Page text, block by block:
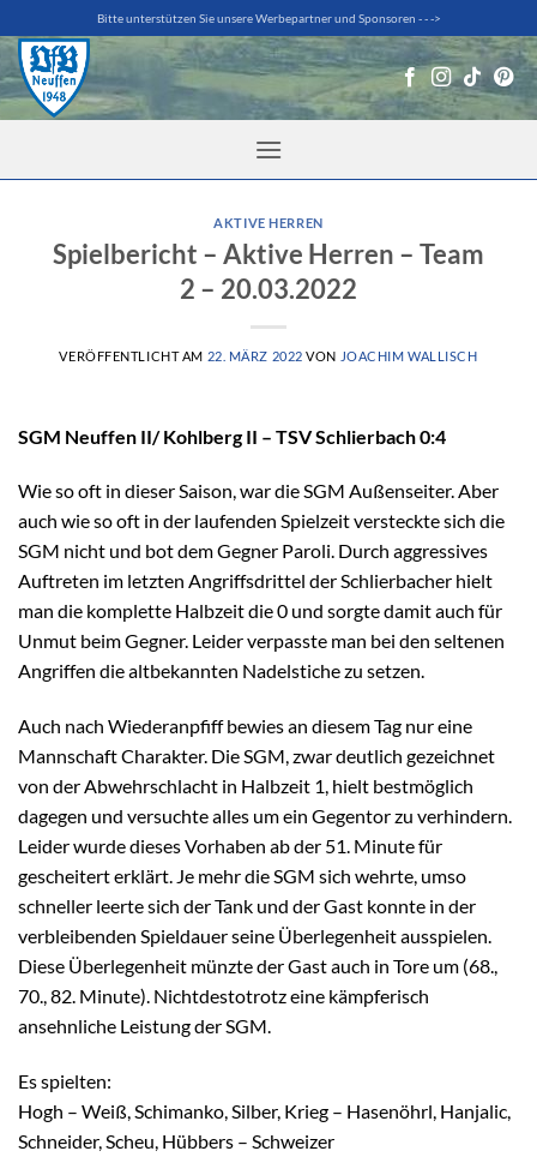
Inhalt
springen
Bitte unterstützen Sie unsere Werbepartner und Sponsoren - - ->
AKTIVE HERREN
Spielbericht – Aktive Herren – Team
2 – 20.03.2022
VERÖFFENTLICHT AM 22. MÄRZ 2022 VON JOACHIM WALLISCH
SGM Neuffen II/ Kohlberg II – TSV Schlierbach 0:4
Wie so oft in dieser Saison, war die SGM Außenseiter. Aber
auch wie so oft in der laufenden Spielzeit versteckte sich die
SGM nicht und bot dem Gegner Paroli. Durch aggressives
Auftreten im letzten Angriffsdrittel der Schlierbacher hielt
man die komplette Halbzeit die 0 und sorgte damit auch für
Unmut beim Gegner. Leider verpasste man bei den seltenen
Angriffen die altbekannten Nadelstiche zu setzen.
Auch nach Wiederanpfiff bewies an diesem Tag nur eine
Mannschaft Charakter. Die SGM, zwar deutlich gezeichnet
von der Abwehrschlacht in Halbzeit 1, hielt bestmöglich
dagegen und versuchte alles um ein Gegentor zu verhindern.
Leider wurde dieses Vorhaben ab der 51. Minute für
gescheitert erklärt. Je mehr die SGM sich wehrte, umso
schneller leerte sich der Tank und der Gast konnte in der
verbleibenden Spieldauer seine Überlegenheit ausspielen.
Diese Überlegenheit münzte der Gast auch in Tore um (68.,
70., 82. Minute). Nichtdestotrotz eine kämpferisch
ansehnliche Leistung der SGM.
Es spielten:
Hogh – Weiß, Schimanko, Silber, Krieg – Hasenöhrl, Hanjalic,
Schneider, Scheu, Hübbers – Schweizer